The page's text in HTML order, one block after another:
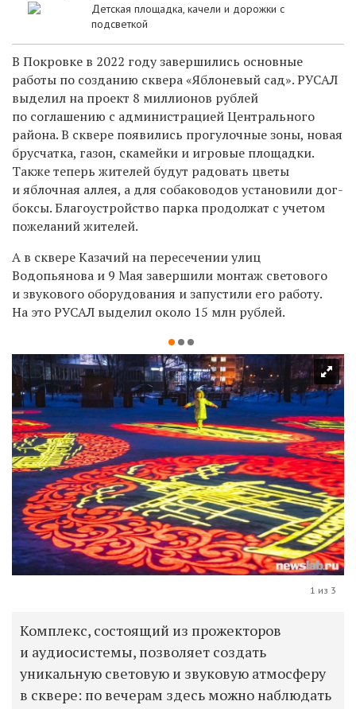
Детская площадка, качели и дорожки с
подсветкой
В Покровке в 2022 году завершились основные
работы по созданию сквера «Яблоневый сад». РУСАЛ
выделил на проект 8 миллионов рублей
по соглашению с администрацией Центрального
района. В сквере появились прогулочные зоны, новая
брусчатка, газон, скамейки и игровые площадки.
Также теперь жителей будут радовать цветы
и яблочная аллея, а для собаководов установили дог-
боксы. Благоустройство парка продолжат с учетом
пожеланий жителей.
А в сквере Казачий на пересечении улиц
Водопьянова и 9 Мая завершили монтаж светового
и звукового оборудования и запустили его работу.
На это РУСАЛ выделил около 15 млн рублей.
1 из 3
Комплекс, состоящий из прожекторов
и аудиосистемы, позволяет создать
уникальную световую и звуковую атмосферу
в сквере: по вечерам здесь можно наблюдать